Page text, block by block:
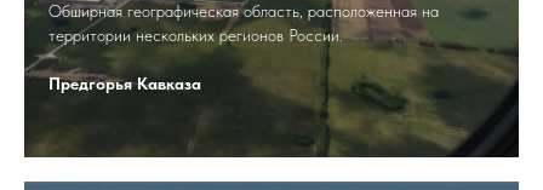
Обширная географическая область, расположенная на
территории нескольких регионов России.
Предгорья Кавказа